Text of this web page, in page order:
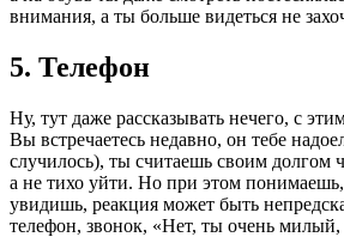
внимания, а ты больше видеться не
5. Телефон
Ну, тут даже рассказывать нечего, с
Вы встречаетесь недавно, он тебе
случилось), ты считаешь своим долгом
а не тихо уйти. Но при этом понимаешь,
увидишь, реакция может быть
телефон, звонок, «Нет, ты очень